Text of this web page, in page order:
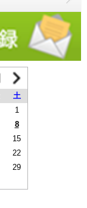
土
1
8
15
22
29